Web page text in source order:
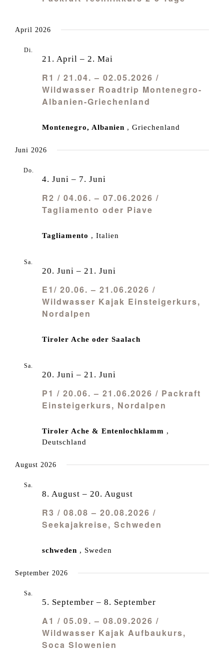
April 2026
Di.
R1 / 21.04. – 02.05.2026 /
Wildwasser Roadtrip Montenegro-
Albanien-Griechenland
21. April – 2. Mai
Montenegro, Albanien , Griechenland
Juni 2026
Do.
R2 / 04.06. – 07.06.2026 /
Tagliamento oder Piave
4. Juni – 7. Juni
Tagliamento , Italien
Sa.
E1/ 20.06. – 21.06.2026 /
Wildwasser Kajak Einsteigerkurs,
Nordalpen
20. Juni – 21. Juni
Tiroler Ache oder Saalach
Sa.
P1 / 20.06. – 21.06.2026 / Packraft
Einsteigerkurs, Nordalpen
20. Juni – 21. Juni
Tiroler Ache & Entenlochklamm ,
Deutschland
August 2026
Sa.
R3 / 08.08 – 20.08.2026 /
Seekajakreise, Schweden
8. August – 20. August
schweden , Sweden
September 2026
Sa.
A1 / 05.09. – 08.09.2026 /
Wildwasser Kajak Aufbaukurs,
Soca Slowenien
5. September – 8. September